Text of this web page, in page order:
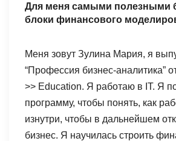
отборе на стажировку. Более
ценный теоретический базис,
будет полезен тем, кто хочет
деятельности или направление
обучения, устроиться на
в топовые компании.
Для меня самыми полезными
блоки финансового
Меня зовут Зулина Мария, я
“Профессия бизнес-аналитика”
>> Education. Я работаю в IT. Я
программу, чтобы понять, как
изнутри, чтобы в дальнейшем
бизнес. Я научилась строить